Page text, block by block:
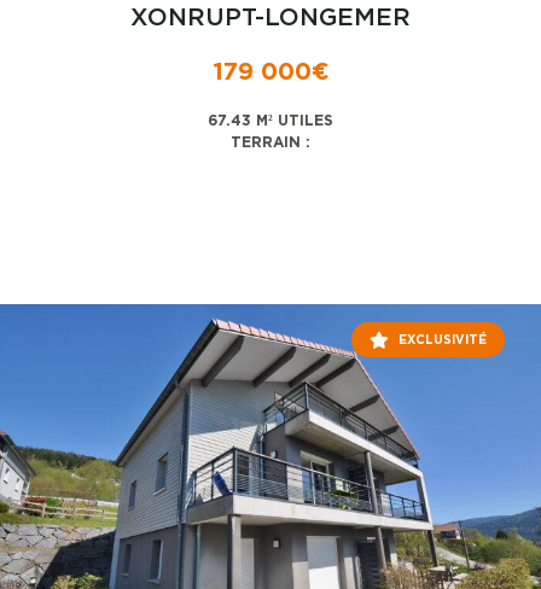
XONRUPT-LONGEMER
179 000€
67.43 M² UTILES
TERRAIN :
EXCLUSIVITÉ